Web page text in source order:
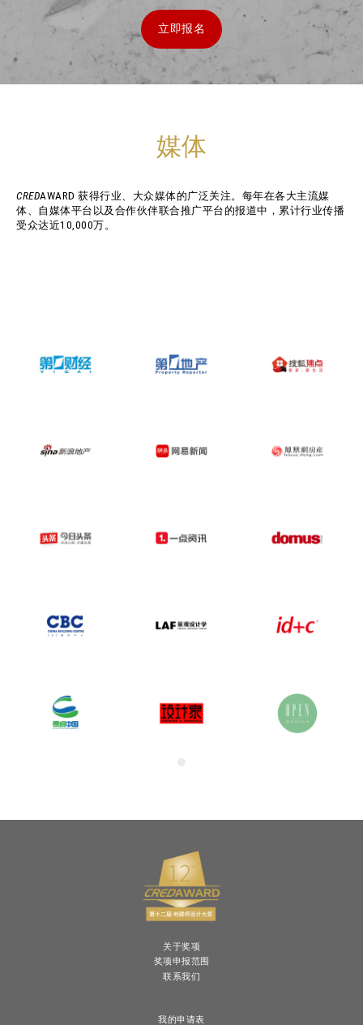
立即报名
媒体
CREDAWARD 获得行业、大众媒体的广泛关注。每年在各大主流媒
体、自媒体平台以及合作伙伴联合推广平台的报道中，累计行业传播
受众达近10,000万。
关于奖项
奖项申报范围
联系我们
我的申请表